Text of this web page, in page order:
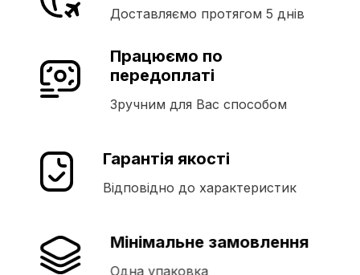
Доставляємо протягом 5 днів
Працюємо по
передоплаті
Зручним для Вас способом
Гарантія якості
Відповідно до характеристик
Мінімальне замовлення
Одна упаковка